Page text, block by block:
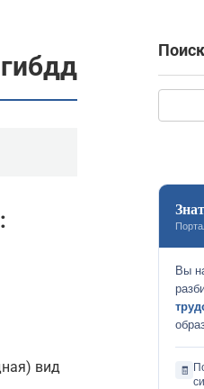
вид
Вы
🧾